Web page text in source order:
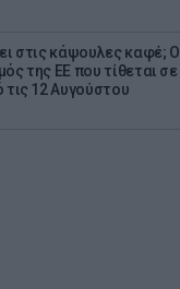
στις κάψουλες καφέ; Ο
της ΕΕ που τίθεται σε
τις 12 Αυγούστου